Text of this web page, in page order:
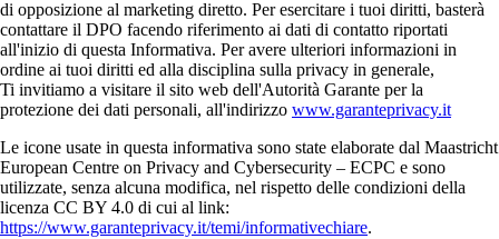
di opposizione al marketing diretto. Per esercitare i tuoi diritti, basterà
contattare il DPO facendo riferimento ai dati di contatto riportati
all'inizio di questa Informativa. Per avere ulteriori informazioni in
ordine ai tuoi diritti ed alla disciplina sulla privacy in generale,
Ti invitiamo a visitare il sito web dell'Autorità Garante per la
protezione dei dati personali, all'indirizzo www.garanteprivacy.it
Le icone usate in questa informativa sono state elaborate dal Maastricht
European Centre on Privacy and Cybersecurity – ECPC e sono
utilizzate, senza alcuna modifica, nel rispetto delle condizioni della
licenza CC BY 4.0 di cui al link:
https://www.garanteprivacy.it/temi/informativechiare.